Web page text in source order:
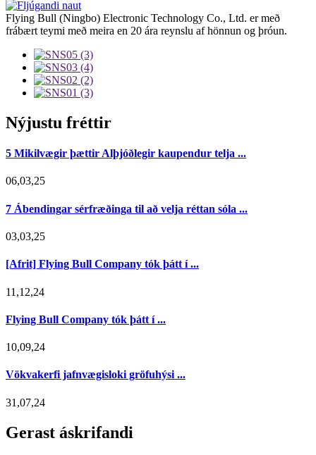
Flying Bull (Ningbo) Electronic Technology Co., Ltd. er með
frábært teymi með meira en 20 ára reynslu af hönnun og þróun.
Nýjustu fréttir
5 Mikilvægir þættir Alþjóðlegir kaupendur telja ...
06,03,25
7 Ábendingar sérfræðinga til að velja réttan sóla ...
03,03,25
[Afrit] Flying Bull Company tók þátt í ...
11,12,24
Flying Bull Company tók þátt í ...
10,09,24
Vökvakerfi jafnvægisloki gröfuhýsi ...
31,07,24
Gerast áskrifandi